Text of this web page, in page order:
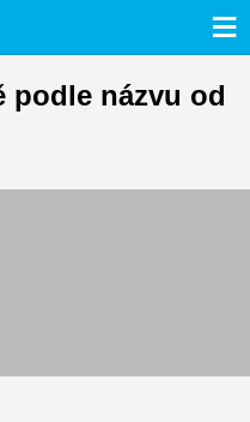
≡
podle názvu od